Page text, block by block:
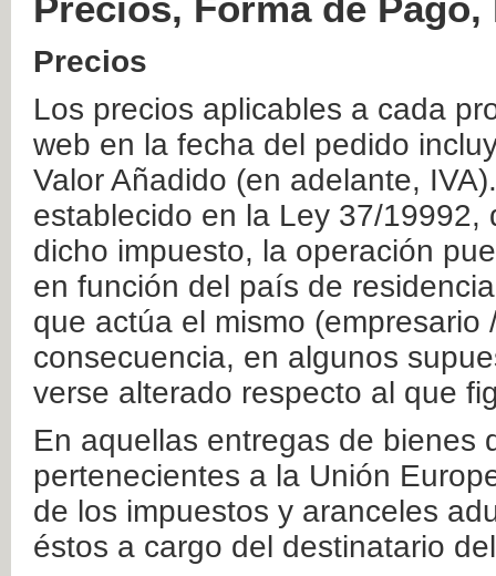
Precios
Los precios aplicables a cada
web en la fecha del pedido
Valor Añadido (en adelante,
establecido en la Ley 37/
dicho impuesto, la operación
en función del país de
que actúa el mismo
consecuencia, en algunos
verse alterado respecto al que
En aquellas entregas de bienes
pertenecientes a la Unión
de los impuestos y aranceles
éstos a cargo del destinatario